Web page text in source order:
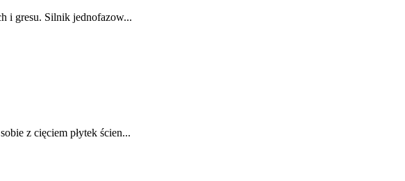
i gresu. Silnik jednofazow...
z cięciem płytek ścien...